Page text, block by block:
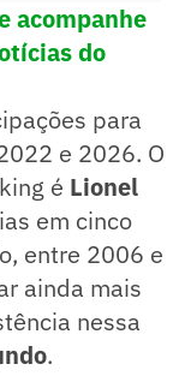
acompanhe
do
para
e 2026. O
é Lionel
em cinco
entre 2006 e
ainda mais
nessa
.